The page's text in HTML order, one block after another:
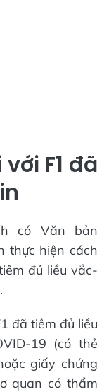
F1 đã
có Văn bản
thực hiện cách
đủ liều vắc-
đã tiêm đủ liều
19 (có thẻ
giấy chứng
quan có thẩm